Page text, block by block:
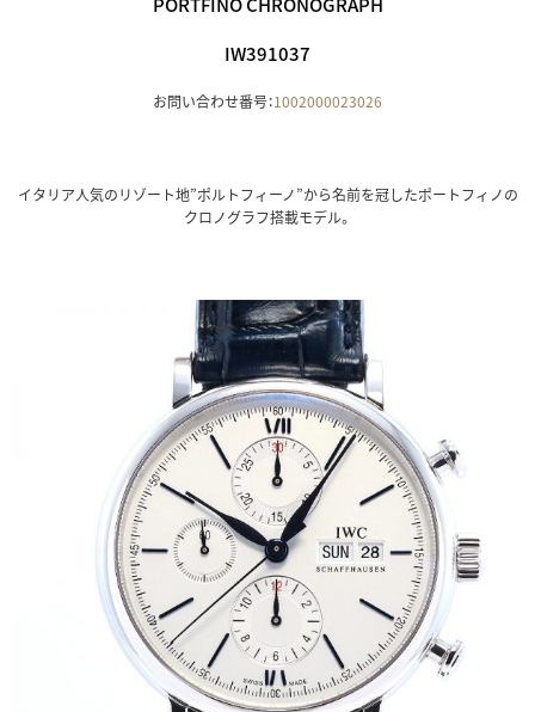
IW391037
お問い合わせ番号：1002000023026
イタリア人気のリゾート地”ポルトフィーノ”から名前を冠したポートフィノの
クロノグラフ搭載モデル。